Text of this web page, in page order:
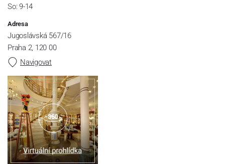
So: 9-14
Adresa
Jugoslávská 567/16
Praha 2, 120 00
Navigovat